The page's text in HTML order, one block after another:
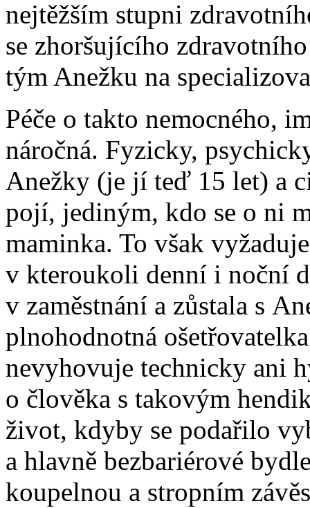
nejtěžším stupni
se zhoršujícího
tým Anežku na
Péče o takto nemocného,
náročná. Fyzicky,
Anežky (je jí teď 15 let) a
pojí, jediným, kdo se o ni
maminka. To však
v kteroukoli denní i noční
v zaměstnání a zůstala s
plnohodnotná
nevyhovuje technicky ani
o člověka s takovým
život, kdyby se podařilo
a hlavně bezbariérové
koupelnou a stropním